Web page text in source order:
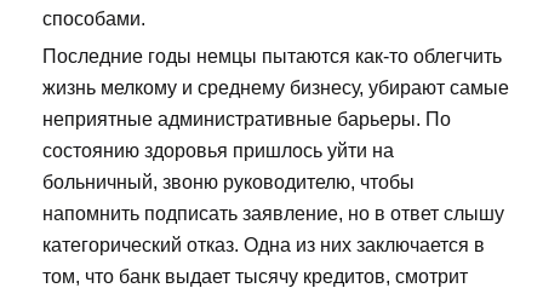
способами.
Последние годы немцы пытаются как-то облегчить
жизнь мелкому и среднему бизнесу, убирают самые
неприятные административные барьеры. По
состоянию здоровья пришлось уйти на
больничный, звоню руководителю, чтобы
напомнить подписать заявление, но в ответ слышу
категорический отказ. Одна из них заключается в
том, что банк выдает тысячу кредитов, смотрит